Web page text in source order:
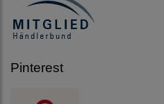
Pinterest